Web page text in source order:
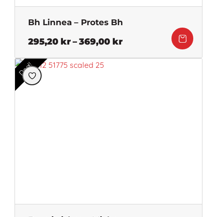
Bh Linnea – Protes Bh
295,20 kr–369,00 krPrisintervall:
Deal!